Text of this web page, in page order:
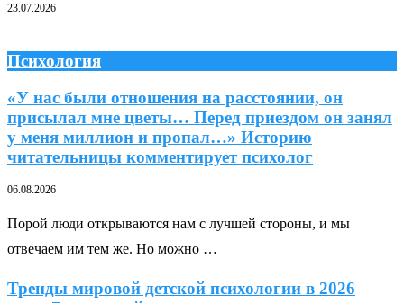
23.07.2026
Психология
«У нас были отношения на расстоянии, он
присылал мне цветы… Перед приездом он занял
у меня миллион и пропал…» Историю
читательницы комментирует психолог
06.08.2026
Порой люди открываются нам с лучшей стороны, и мы
отвечаем им тем же. Но можно …
Тренды мировой детской психологии в 2026